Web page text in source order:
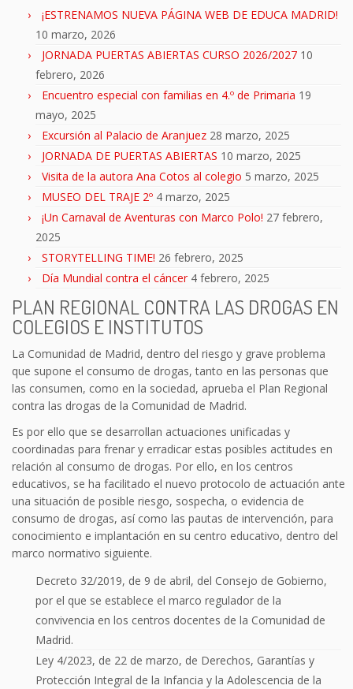
¡ESTRENAMOS NUEVA PÁGINA WEB DE EDUCA MADRID!
10 marzo, 2026
JORNADA PUERTAS ABIERTAS CURSO 2026/2027 10
febrero, 2026
Encuentro especial con familias en 4.º de Primaria 19
mayo, 2025
Excursión al Palacio de Aranjuez 28 marzo, 2025
JORNADA DE PUERTAS ABIERTAS 10 marzo, 2025
Visita de la autora Ana Cotos al colegio 5 marzo, 2025
MUSEO DEL TRAJE 2º 4 marzo, 2025
¡Un Carnaval de Aventuras con Marco Polo! 27 febrero,
2025
STORYTELLING TIME! 26 febrero, 2025
Día Mundial contra el cáncer 4 febrero, 2025
PLAN REGIONAL CONTRA LAS DROGAS EN
COLEGIOS E INSTITUTOS
La Comunidad de Madrid, dentro del riesgo y grave problema
que supone el consumo de drogas, tanto en las personas que
las consumen, como en la sociedad, aprueba el Plan Regional
contra las drogas de la Comunidad de Madrid.
Es por ello que se desarrollan actuaciones unificadas y
coordinadas para frenar y erradicar estas posibles actitudes en
relación al consumo de drogas. Por ello, en los centros
educativos, se ha facilitado el nuevo protocolo de actuación ante
una situación de posible riesgo, sospecha, o evidencia de
consumo de drogas, así como las pautas de intervención, para
conocimiento e implantación en su centro educativo, dentro del
marco normativo siguiente.
Decreto 32/2019, de 9 de abril, del Consejo de Gobierno,
por el que se establece el marco regulador de la
convivencia en los centros docentes de la Comunidad de
Madrid.
Ley 4/2023, de 22 de marzo, de Derechos, Garantías y
Protección Integral de la Infancia y la Adolescencia de la